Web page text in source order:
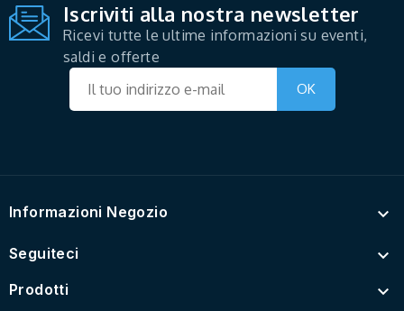
Iscriviti alla nostra newsletter
Ricevi tutte le ultime informazioni su eventi,
saldi e offerte
Informazioni Negozio 
Seguiteci 
Prodotti 